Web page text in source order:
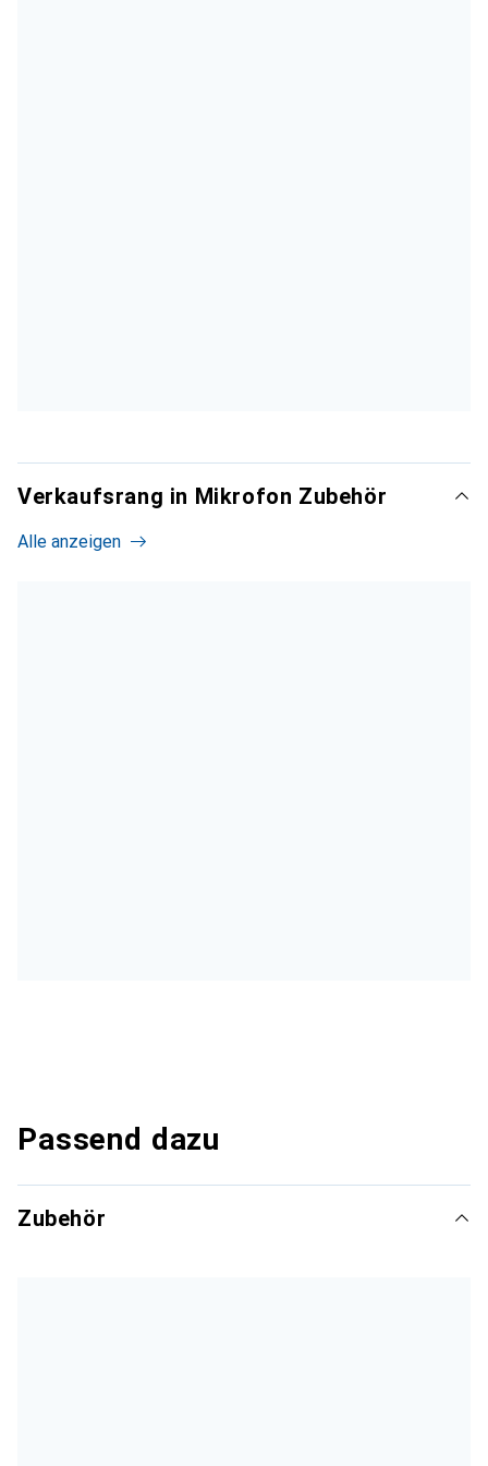
Verkaufsrang in Mikrofon Zubehör
Alle anzeigen
Passend dazu
Zubehör